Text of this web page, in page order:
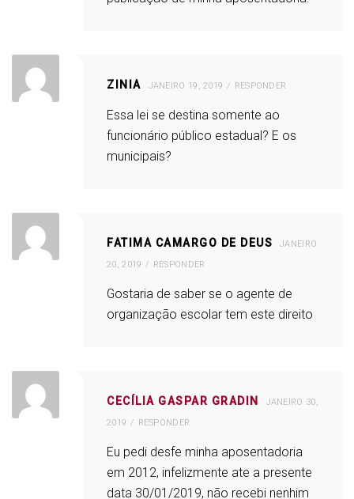
ZINIA JANEIRO 19, 2019 RESPONDER
Essa lei se destina somente ao
funcionário público estadual? E os
municipais?
FATIMA CAMARGO DE DEUS
JANEIRO
20, 2019
RESPONDER
Gostaria de saber se o agente de
organização escolar tem este direito
CECÍLIA GASPAR GRADIN
JANEIRO 30,
2019
RESPONDER
Eu pedi desfe minha aposentadoria
em 2012, infelizmente ate a presente
data 30/01/2019, não recebi nenhim